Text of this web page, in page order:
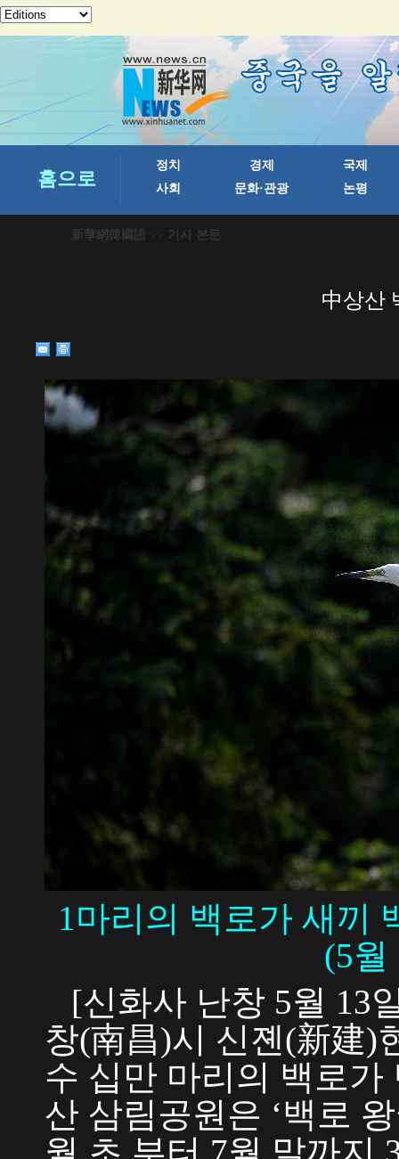
新華網韓國語 >> 기사 본문
中상산
1마리의 백로가 새끼
(5월
[신화사 난창 5월 13
창(南昌)시 신졘(新建)
수 십만 마리의 백로
산 삼림공원은 ‘백로